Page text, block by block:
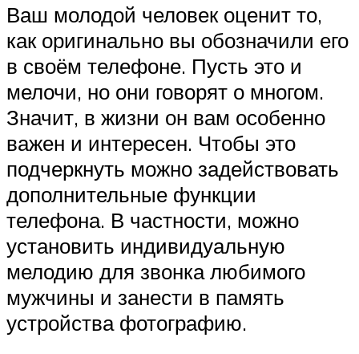
Ваш молодой человек оценит то,
как оригинально вы обозначили его
в своём телефоне. Пусть это и
мелочи, но они говорят о многом.
Значит, в жизни он вам особенно
важен и интересен. Чтобы это
подчеркнуть можно задействовать
дополнительные функции
телефона. В частности, можно
установить индивидуальную
мелодию для звонка любимого
мужчины и занести в память
устройства фотографию.